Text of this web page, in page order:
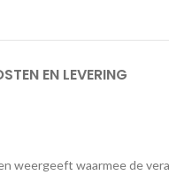
EN LEVERING
weergeeft waarmee de